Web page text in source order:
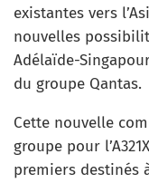
existantes vers
nouvelles
Adélaïde-
du groupe Qantas.
Cette nouvelle
groupe pour
premiers destinés